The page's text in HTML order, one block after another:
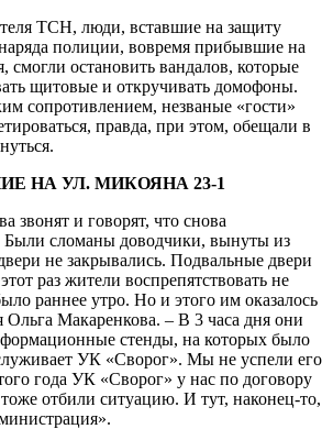
ТСН, люди, вставшие на защиту
полиции, вовремя прибывшие на
смогли остановить вандалов, которые
щитовые и откручивать домофоны.
сопротивлением, незваные «гости»
правда, при этом, обещали в
НА УЛ. МИКОЯНА 23-1
звонят и говорят, что снова
сломаны доводчики, вынуты из
не закрывались. Подвальные двери
раз жители воспрепятствовать не
раннее утро. Но и этого им оказалось
Ольга Макаренкова. – В 3 часа дня они
стенды, на которых было
УК «Сворог». Мы не успели его
года УК «Сворог» у нас по договору
отбили ситуацию. И тут, наконец-то,